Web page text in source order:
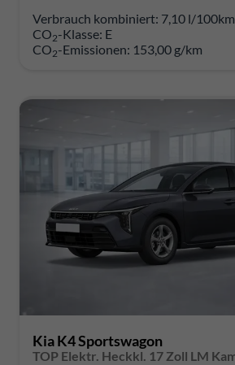
Verbrauch kombiniert: 7,10 l/100km
CO2-Klasse: E
CO2-Emissionen: 153,00 g/km
Kia K4 Sportswagon